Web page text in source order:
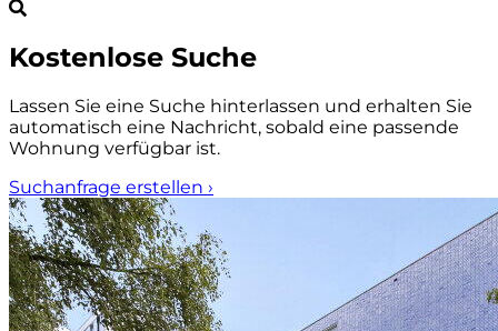
Kostenlose Suche
Lassen Sie eine Suche hinterlassen und erhalten Sie
automatisch eine Nachricht, sobald eine passende
Wohnung verfügbar ist.
Suchanfrage erstellen ›